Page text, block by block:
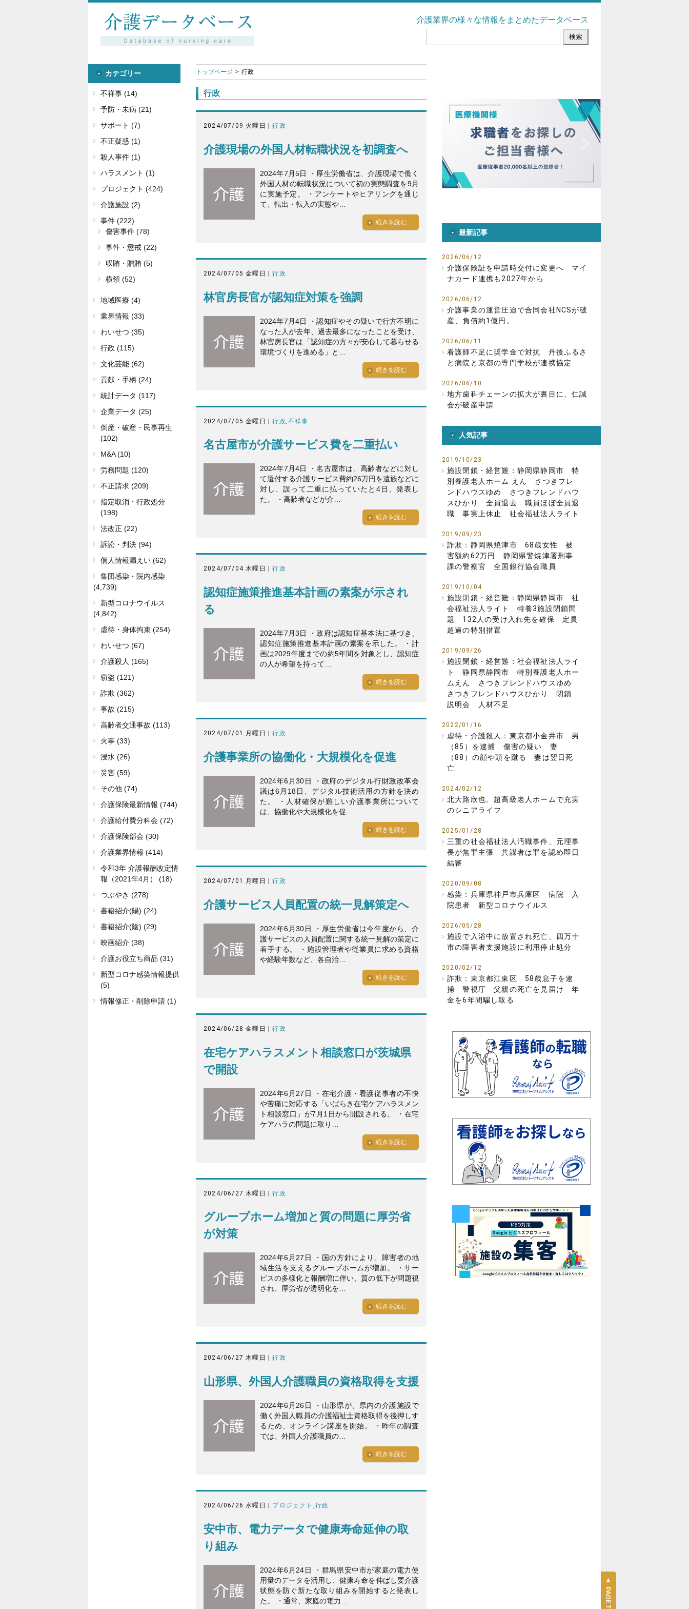
介護業界の様々な情報をまとめたデータベース
トップページ 行政
行政
2024/07/09 火曜日 |行政
介護現場の外国人材転職状況を初調査へ
2024年7月5日 ・厚生労働省は、介護現場で働く
外国人材の転職状況について初の実態調査を9月
に実施予定。 ・アンケートやヒアリングを通じ
て、転出・転入の実態や…
続きを読む
2024/07/05 金曜日 |行政
林官房長官が認知症対策を強調
2024年7月4日 ・認知症やその疑いで行方不明に
なった人が去年、過去最多になったことを受け、
林官房長官は「認知症の方々が安心して暮らせる
環境づくりを進める」と…
続きを読む
2024/07/05 金曜日 |行政 ,不祥事
名古屋市が介護サービス費を二重払い
2024年7月4日 ・名古屋市は、高齢者などに対し
て還付する介護サービス費約26万円を遺族などに
対し、誤って二重に払っていたと4日、発表し
た。 ・高齢者などが介…
続きを読む
2024/07/04 木曜日 |行政
認知症施策推進基本計画の素案が示され
る
2024年7月3日 ・政府は認知症基本法に基づき、
認知症施策推進基本計画の素案を示した。 ・計
画は2029年度までの約5年間を対象とし、認知症
の人が希望を持って…
続きを読む
2024/07/01 月曜日 |行政
介護事業所の協働化・大規模化を促進
2024年6月30日 ・政府のデジタル行財政改革会
議は6月18日、デジタル技術活用の方針を決め
た。 ・人材確保が難しい介護事業所について
は、協働化や大規模化を促…
続きを読む
2024/07/01 月曜日 |行政
介護サービス人員配置の統一見解策定へ
2024年6月30日 ・厚生労働省は今年度から、介
護サービスの人員配置に関する統一見解の策定に
着手する。 ・施設管理者や従業員に求める資格
や経験年数など、各自治…
続きを読む
2024/06/28 金曜日 |行政
在宅ケアハラスメント相談窓口が茨城県
で開設
2024年6月27日 ・在宅介護・看護従事者の不快
や苦痛に対応する「いばらき在宅ケアハラスメン
ト相談窓口」が7月1日から開設される。 ・在宅
ケアハラの問題に取り…
続きを読む
2024/06/27 木曜日 |行政
グループホーム増加と質の問題に厚労省
が対策
2024年6月27日 ・国の方針により、障害者の地
域生活を支えるグループホームが増加。 ・サー
ビスの多様化と報酬増に伴い、質の低下が問題視
され、厚労省が透明化を…
続きを読む
2024/06/27 木曜日 |行政
山形県、外国人介護職員の資格取得を支援
2024年6月26日 ・山形県が、県内の介護施設で
働く外国人職員の介護福祉士資格取得を後押しす
るため、オンライン講座を開始。 ・昨年の調査
では、外国人介護職員の…
続きを読む
2024/06/26 水曜日 | プロジェクト ,行政
安中市、電力データで健康寿命延伸の取
り組み
2024年6月24日 ・群馬県安中市が家庭の電力使
用量のデータを活用し、健康寿命を伸ばし要介護
状態を防ぐ新たな取り組みを開始すると発表し
た。 ・通常、家庭の電力…
最新記事
2026/06/12
介護保険証を申請時交付に変更へ マイ
ナカード連携も2027年から
2026/06/12
介護事業の運営圧迫で合同会社NCSが破
産、負債約1億円。
2026/06/11
看護師不足に奨学金で対抗 丹後ふるさ
と病院と京都の専門学校が連携協定
2026/06/10
地方歯科チェーンの拡大が裏目に、仁誠
会が破産申請
人気記事
2019/10/23
施設閉鎖・経営難：静岡県静岡市 特
別養護老人ホーム えん さつきフレ
ンドハウスゆめ さつきフレンドハウ
スひかり 全員退去 職員ほぼ全員退
職 事実上休止 社会福祉法人ライト
2019/09/23
詐欺：静岡県焼津市 68歳女性 被
害額約62万円 静岡県警焼津署刑事
課の警察官 全国銀行協会職員
2019/10/04
施設閉鎖・経営難：静岡県静岡市 社
会福祉法人ライト 特養3施設閉鎖問
題 132人の受け入れ先を確保 定員
超過の特別措置
2019/09/26
施設閉鎖・経営難：社会福祉法人ライ
ト 静岡県静岡市 特別養護老人ホー
ムえん さつきフレンドハウスゆめ
さつきフレンドハウスひかり 閉鎖
説明会 人材不足
2022/01/16
虐待・介護殺人：東京都小金井市 男
（85）を逮捕 傷害の疑い 妻
（88）の顔や頭を蹴る 妻は翌日死
亡
2024/02/12
北大路欣也、超高級老人ホームで充実
のシニアライフ
2025/01/28
三重の社会福祉法人汚職事件、元理事
長が無罪主張 共謀者は罪を認め即日
結審
2020/09/08
感染：兵庫県神戸市兵庫区 病院 入
院患者 新型コロナウイルス
2026/05/28
施設で入浴中に放置され死亡、四万十
市の障害者支援施設に利用停止処分
2020/02/12
詐欺：東京都江東区 58歳息子を逮
捕 警視庁 父親の死亡を見届け 年
金を6年間騙し取る
カテゴリー
不祥事 (14)
予防・未病 (21)
サポート (7)
不正疑惑 (1)
殺人事件 (1)
ハラスメント (1)
プロジェクト (424)
介護施設 (2)
事件 (222)
傷害事件 (78)
事件・懲戒 (22)
収賄・贈賄 (5)
横領 (52)
地域医療 (4)
業界情報 (33)
わいせつ (35)
行政 (115)
文化芸能 (62)
貢献・手柄 (24)
統計データ (117)
企業データ (25)
倒産・破産・民事再生
(102)
M&A (10)
労務問題 (120)
不正請求 (209)
指定取消・行政処分
(198)
法改正 (22)
訴訟・判決 (94)
個人情報漏えい (62)
集団感染・院内感染
(4,739)
新型コロナウイルス
(4,842)
虐待・身体拘束 (254)
わいせつ (67)
介護殺人 (165)
窃盗 (121)
詐欺 (362)
事故 (215)
高齢者交通事故 (113)
火事 (33)
浸水 (26)
災害 (59)
その他 (74)
介護保険最新情報 (744)
介護給付費分科会 (72)
介護保険部会 (30)
介護業界情報 (414)
令和3年 介護報酬改定情
報（2021年4月） (18)
つぶやき (278)
書籍紹介(陽) (24)
書籍紹介(陰) (29)
映画紹介 (38)
介護お役立ち商品 (31)
新型コロナ感染情報提供
(5)
情報修正・削除申請 (1)